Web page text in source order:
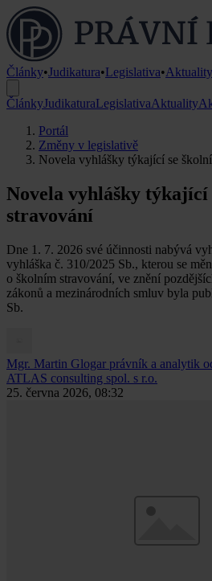
Články•Judikatura•Legislativa•Aktuality
ČlánkyJudikaturaLegislativaAktuality
Portál
Změny v legislativě
Novela vyhlášky týkající se
Novela vyhlášky týkající
stravování
Dne 1. 7. 2026 své účinnosti nabývá
vyhláška č. 310/2025 Sb., kterou se
o školním stravování, ve znění
zákonů a mezinárodních smluv byla
Sb.
Mgr. Martin Glogar právník a analytik
ATLAS consulting spol. s r.o.
25. června 2026, 08:32